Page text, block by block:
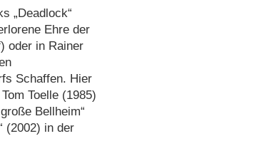
„Deadlock“
Ehre der
oder in Rainer
Schaffen. Hier
Toelle (1985)
Bellheim“
(2002) in der